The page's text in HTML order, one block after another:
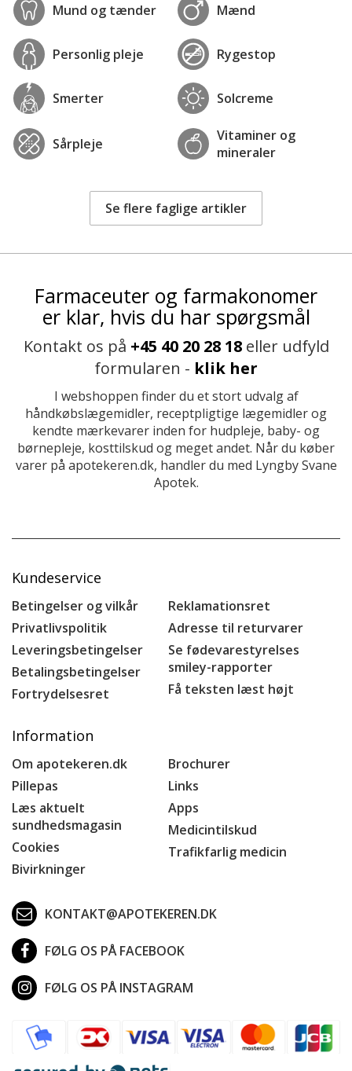
Mund og tænder Mænd
Personlig pleje Rygestop
Smerter Solcreme
Sårpleje
Vitaminer og
mineraler
Se flere faglige artikler
Farmaceuter og farmakonomer
er klar, hvis du har spørgsmål
Kontakt os på +45 40 20 28 18eller udfyld
formularen - klik her
I webshoppen finder du et stort udvalg af
håndkøbslægemidler, receptpligtige lægemidler og
kendte mærkevarer inden for hudpleje, baby- og
børnepleje, kosttilskud og meget andet. Når du køber
varer på apotekeren.dk, handler du med Lyngby Svane
Apotek.
Kundeservice
Betingelser og vilkår
Privatlivspolitik
Leveringsbetingelser
Betalingsbetingelser
Fortrydelsesret
Reklamationsret
Adresse til returvarer
Se fødevarestyrelses
smiley-rapporter
Få teksten læst højt
Information
Om apotekeren.dk
Pillepas
Læs aktuelt
sundhedsmagasin
Cookies
Bivirkninger
Brochurer
Links
Apps
Medicintilskud
Trafikfarlig medicin
KONTAKT@APOTEKEREN.DK
FØLG OS PÅ FACEBOOK
FØLG OS PÅ INSTAGRAM